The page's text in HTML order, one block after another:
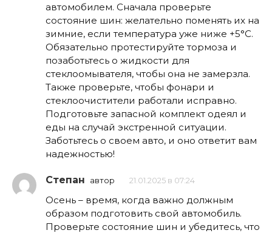
автомобилем. Сначала проверьте
состояние шин: желательно поменять их на
зимние, если температура уже ниже +5°C.
Обязательно протестируйте тормоза и
позаботьтесь о жидкости для
стеклоомывателя, чтобы она не замерзла.
Также проверьте, чтобы фонари и
стеклоочистители работали исправно.
Подготовьте запасной комплект одеял и
еды на случай экстренной ситуации.
Заботьтесь о своем авто, и оно ответит вам
надежностью!
Степан автор 21.01.2025 в 07:24
Осень – время, когда важно должным
образом подготовить свой автомобиль.
Проверьте состояние шин и убедитесь, что